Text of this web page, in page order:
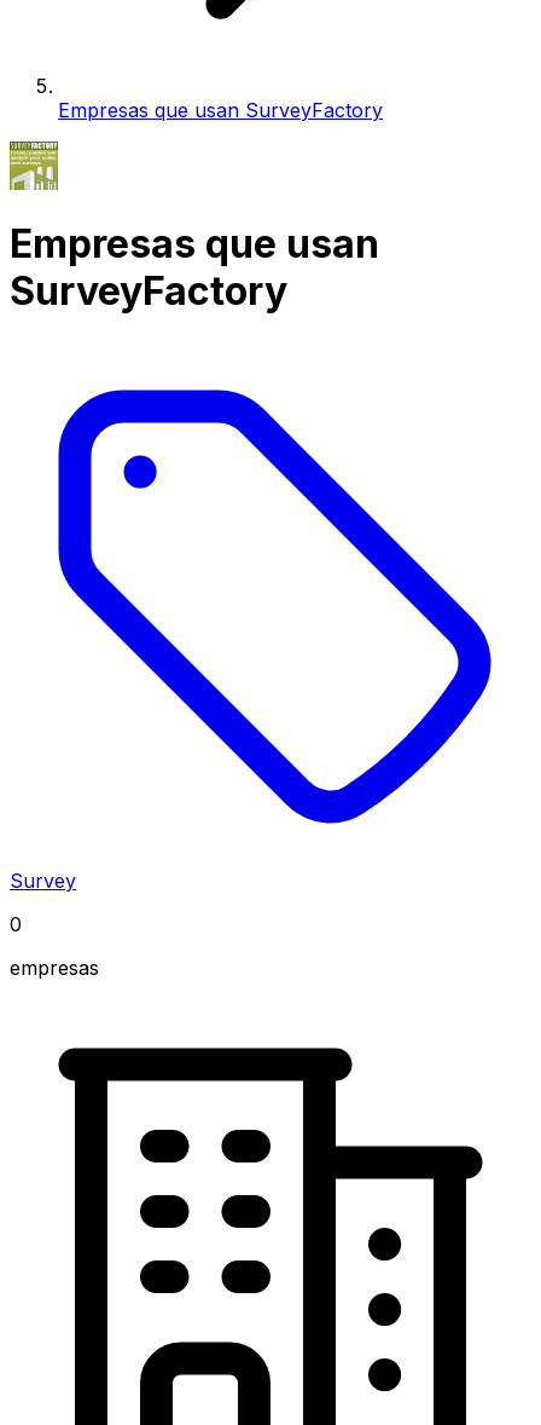
Empresas que usan SurveyFactory
Empresas que usan
SurveyFactory
Survey
0
empresas